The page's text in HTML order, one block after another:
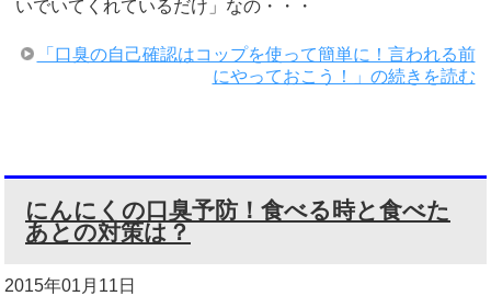
いでいてくれているだけ」なの・・・
「口臭の自己確認はコップを使って簡単に！言われる前
にやっておこう！」の続きを読む
にんにくの口臭予防！食べる時と食べた
あとの対策は？
2015年01月11日